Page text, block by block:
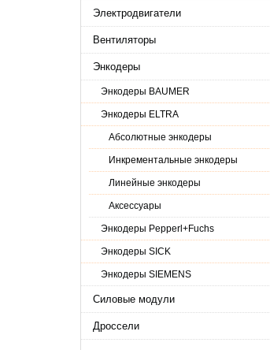
Электродвигатели
Вентиляторы
Энкодеры
Энкодеры BAUMER
Энкодеры ELTRA
Абсолютные энкодеры
Инкрементальные энкодеры
Линейные энкодеры
Аксессуары
Энкодеры Pepperl+Fuchs
Энкодеры SICK
Энкодеры SIEMENS
Силовые модули
Дроссели